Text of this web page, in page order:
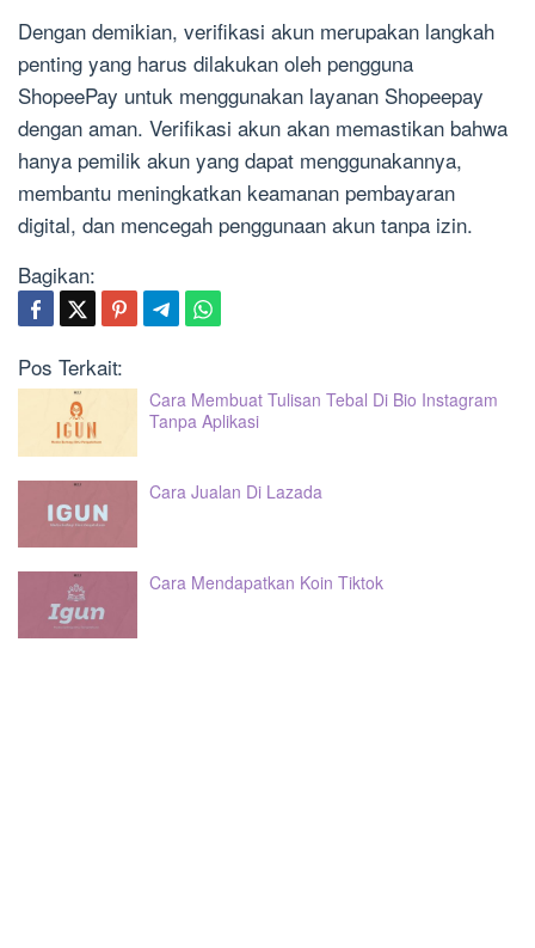
Dengan demikian, verifikasi akun merupakan langkah
penting yang harus dilakukan oleh pengguna
ShopeePay untuk menggunakan layanan Shopeepay
dengan aman. Verifikasi akun akan memastikan bahwa
hanya pemilik akun yang dapat menggunakannya,
membantu meningkatkan keamanan pembayaran
digital, dan mencegah penggunaan akun tanpa izin.
Bagikan:
Pos Terkait:
Cara Membuat Tulisan Tebal Di Bio Instagram
Tanpa Aplikasi
Cara Jualan Di Lazada
Cara Mendapatkan Koin Tiktok